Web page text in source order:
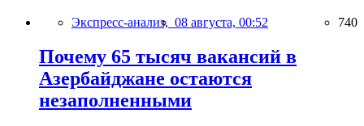
Экспресс-анализ, 08 августа, 00:52 740
Почему 65 тысяч вакансий в
Азербайджане остаются
незаполненными